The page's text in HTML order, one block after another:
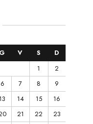
G V S
D
1
2
6 7 8
9
13 14 15
16
21 22
23